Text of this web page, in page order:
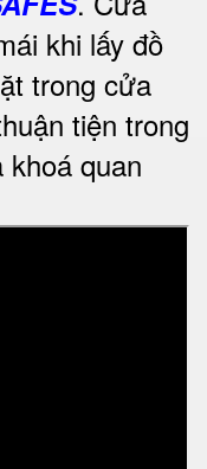
khi lấy đồ
trong cửa
tiện trong
quan